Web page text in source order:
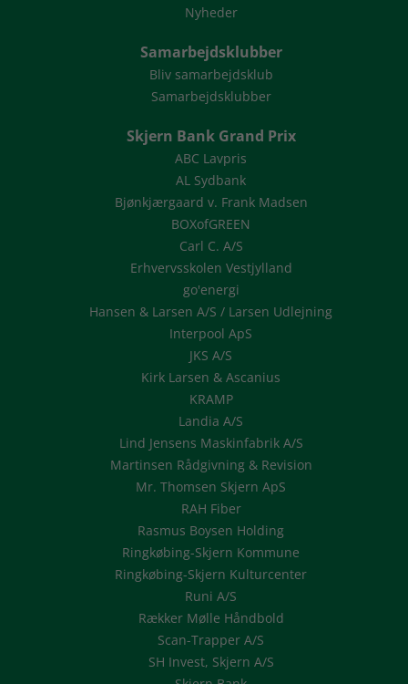
Nyheder
Samarbejdsklubber
Bliv samarbejdsklub
Samarbejdsklubber
Skjern Bank Grand Prix
ABC Lavpris
AL Sydbank
Bjønkjærgaard v. Frank Madsen
BOXofGREEN
Carl C. A/S
Erhvervsskolen Vestjylland
go'energi
Hansen & Larsen A/S / Larsen Udlejning
Interpool ApS
JKS A/S
Kirk Larsen & Ascanius
KRAMP
Landia A/S
Lind Jensens Maskinfabrik A/S
Martinsen Rådgivning & Revision
Mr. Thomsen Skjern ApS
RAH Fiber
Rasmus Boysen Holding
Ringkøbing-Skjern Kommune
Ringkøbing-Skjern Kulturcenter
Runi A/S
Rækker Mølle Håndbold
Scan-Trapper A/S
SH Invest, Skjern A/S